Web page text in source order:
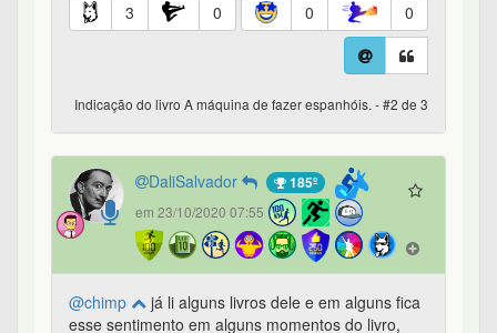
3 0 0 0
Indicação do livro A máquina de fazer espanhóis. - #2 de 3
DaliSalvador 185º
em 23/10/2020 07:55
@chimp
já li alguns livros dele e em alguns fica
esse sentimento em alguns momentos do livro,